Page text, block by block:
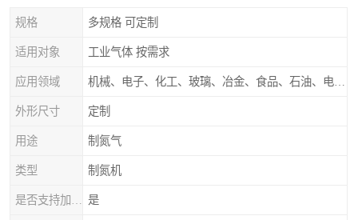
规格 多规格 可定制
适用对象 工业气体 按需求
应用领域
外形尺寸 定制
用途 制氮气
类型 制氮机
是